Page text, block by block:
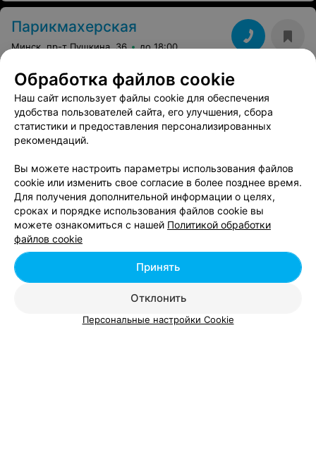
Парикмахерская
Минск, пр-т Пушкина, 36 до 18:00
Смотрите также
Окрашивание волос в районе Фрунзенский в
Окрашивание омбре в районе Фрунзенский в
Минске
Окрашивание шатуш в районе Фрунзенский в
Обработка файлов cookie
Наш сайт использует файлы cookie для обеспечения
удобства пользователей сайта, его улучшения, сбора
статистики и предоставления персонализированных
рекомендаций.
Вы можете настроить параметры использования файлов
cookie или изменить свое согласие в более позднее время.
Для получения дополнительной информации о целях,
сроках и порядке использования файлов cookie вы
можете ознакомиться с нашей Политикой обработки
файлов cookie
Отклонить
Принять
Персональные настройки Cookie